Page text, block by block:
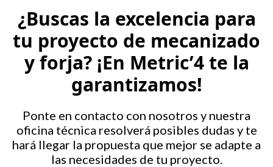
¿Buscas la excelencia para
tu proyecto de mecanizado
y forja? ¡En Metric’4 te la
garantizamos!
Ponte en contacto con nosotros y nuestra
oficina técnica resolverá posibles dudas y te
hará llegar la propuesta que mejor se adapte a
las necesidades de tu proyecto.